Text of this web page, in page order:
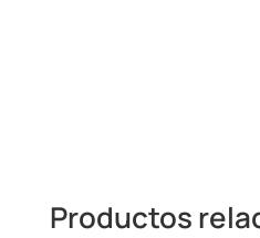
Productos